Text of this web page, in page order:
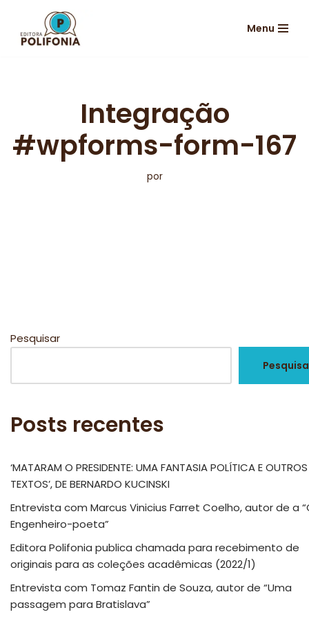
Pular
Menu
Integração
#wpforms-form-167
por
Pesquisar
Posts recentes
‘MATARAM O PRESIDENTE: UMA FANTASIA POLÍTICA E OUTROS
TEXTOS’, DE BERNARDO KUCINSKI
Entrevista com Marcus Vinicius Farret Coelho, autor de a
Engenheiro-poeta”
Editora Polifonia publica chamada para recebimento de
originais para as coleções acadêmicas (2022/1)
Entrevista com Tomaz Fantin de Souza, autor de “Uma
passagem para Bratislava”